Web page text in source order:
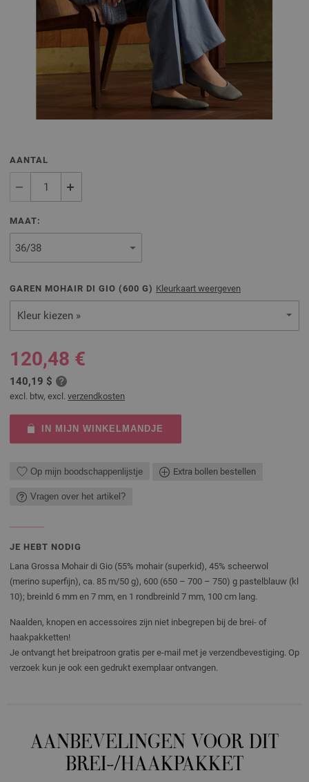
AANTAL
MAAT:
GAREN MOHAIR DI GIO (600 G) Kleurkaart weergeven
Kleur kiezen »
120,48 €
140,19 $
excl. btw, excl. verzendkosten
IN MIJN WINKELMANDJE
Op mijn boodschappenlijstje Extra bollen bestellen
Vragen over het artikel?
JE HEBT NODIG
Lana Grossa Mohair di Gio (55% mohair (superkid), 45% scheerwol
(merino superfijn), ca. 85 m/50 g), 600 (650 – 700 – 750) g pastelblauw (kl
10); breinld 6 mm en 7 mm, en 1 rondbreinld 7 mm, 100 cm lang.
Naalden, knopen en accessoires zijn niet inbegrepen bij de brei- of
haakpakketten!
Je ontvangt het breipatroon gratis per e-mail met je verzendbevestiging. Op
verzoek kun je ook een gedrukt exemplaar ontvangen.
AANBEVELINGEN VOOR DIT
BREI-/HAAKPAKKET